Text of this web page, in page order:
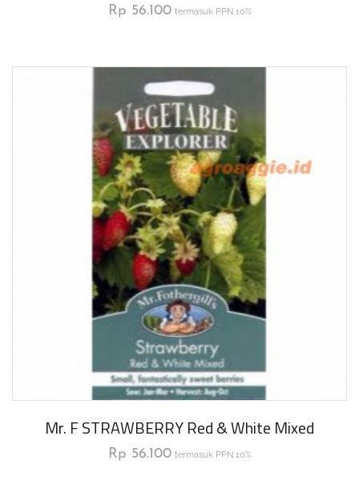
Rp 56.100 termasuk PPN 10%
Mr. F STRAWBERRY Red & White Mixed
Rp 56.100 termasuk PPN 10%